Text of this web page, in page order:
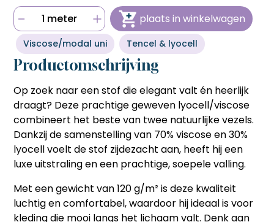
1 meter plaats in winkelwagen
Viscose/modal uni Tencel & lyocell
Productomschrijving
Op zoek naar een stof die elegant valt én heerlijk
draagt? Deze prachtige geweven lyocell/viscose
combineert het beste van twee natuurlijke vezels.
Dankzij de samenstelling van 70% viscose en 30%
lyocell voelt de stof zijdezacht aan, heeft hij een
luxe uitstraling en een prachtige, soepele valling.
Met een gewicht van 120 g/m² is deze kwaliteit
luchtig en comfortabel, waardoor hij ideaal is voor
kleding die mooi langs het lichaam valt. Denk aan
bestellen sneller en voordeliger gaat.
Snel en eenvoudig bestellen
Met één klik je favoriete producten opnieuw bestellen
zonder zoeken of invoeren, ideaal voor frequente klanten
die tijd willen besparen.
(bedrijfs)gegevens
Je hoeft jouw bedrijfsgegevens en factuuradres niet
telkens opnieuw in te voeren, wat het bestelproces
soepeler en efficiënter maakt.
Hulp nodig bij het aanmaken van je account, of wil je
persoonlijk advies op maat van jouw wensen?
Bel ons op06 27 55 3550of stuur een mail naar
sluiten
Hulp nodig bij het aanmaken van je account, of wil je
persoonlijk advies op maat van jouw wensen?
Bel ons op06 27 55 3550of stuur een mail naar
sonja@sdsstoffen.nl .
annuleren
bestellen sneller en voordeliger gaat.
Snel en eenvoudig bestellen
Met één klik je favoriete producten opnieuw bestellen
zonder zoeken of invoeren, ideaal voor frequente klanten
die tijd willen besparen.
Automatisch onthouden van
(bedrijfs)gegevens
Je hoeft jouw bedrijfsgegevens en factuuradres niet
telkens opnieuw in te voeren, wat het bestelproces
soepeler en efficiënter maakt.
Hulp nodig bij het aanmaken van je account, of wil je
persoonlijk advies op maat van jouw wensen?
Bel ons op06 27 55 3550of stuur een mail naar
sluiten